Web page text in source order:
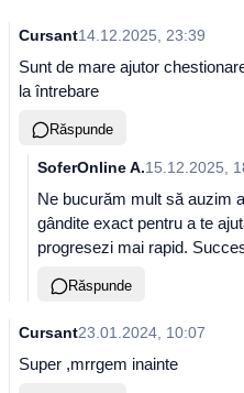
Cursant14.12.2025, 23:39
Sunt de mare ajutor
la întrebare
Răspunde
SoferOnline A.15.12.2025,
Ne bucurăm mult să auzim
gândite exact pentru a te
progresezi mai rapid.
Răspunde
Cursant23.01.2024, 10:07
Super ,mrrgem inainte